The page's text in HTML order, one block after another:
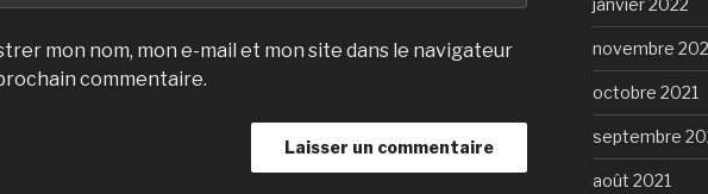
mon nom, mon e-mail et mon site dans le navigateur
commentaire.
janvier 2022
novembre
octobre 2021
septembre
août 2021